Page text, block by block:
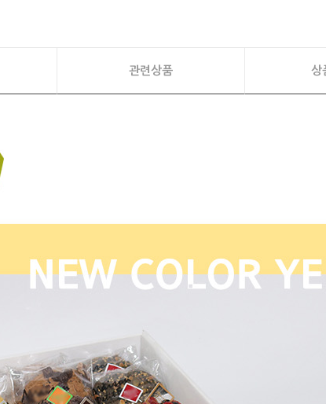
관련상품 상